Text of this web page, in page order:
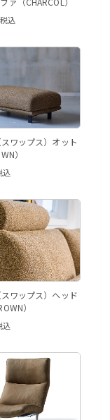
税込
ワップス）オット
）
込
スワップス）ヘッド
）
込